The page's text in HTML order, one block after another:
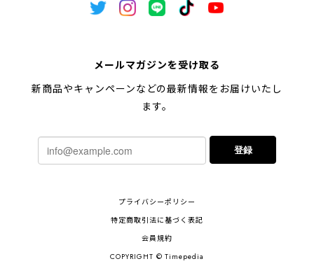
メールマガジンを受け取る
新商品やキャンペーンなどの最新情報をお届けいたし
ます。
登録
プライバシーポリシー
特定商取引法に基づく表記
会員規約
COPYRIGHT © Timepedia